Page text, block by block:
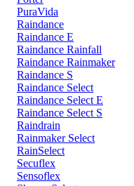
PuraVida
Raindance
Raindance E
Raindance Rainfall
Raindance Rainmaker
Raindance S
Raindance Select
Raindance Select E
Raindance Select S
Raindrain
Rainmaker Select
RainSelect
Secuflex
Sensoflex